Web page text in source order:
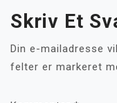
Skriv Et
Din e-mailadresse
felter er markeret